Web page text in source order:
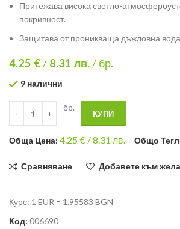
Притежава висока светло-
покривност.
Защитава от проникваща дъждовна
4.25 €/ 8.31 лв./ бр.
9 налични
бр.
КУПИ
Общa Цена: 4.25€ /8.31 лв. Общо
Сравняване Добавете към
Курс: 1 EUR = 1.95583 BGN
Код: 006690